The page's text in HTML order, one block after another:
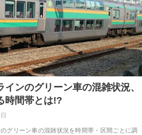
インのグリーン車の混雑状況、
時間帯とは!?
グリーン車の混雑状況を時間帯・区間ごとに調